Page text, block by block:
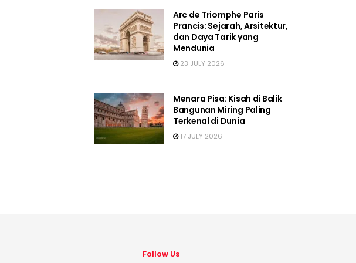
Arc de Triomphe Paris
Prancis: Sejarah, Arsitektur,
dan Daya Tarik yang
Mendunia
23 JULY 2026
Menara Pisa: Kisah di Balik
Bangunan Miring Paling
Terkenal di Dunia
17 JULY 2026
Follow Us